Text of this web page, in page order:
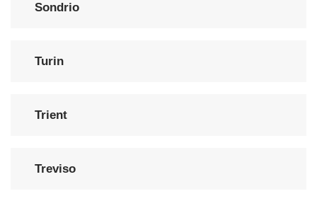
Sondrio
Turin
Trient
Treviso